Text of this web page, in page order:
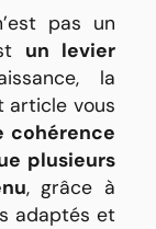
pas un
un levier
la
article vous
cohérence
plusieurs
, grâce à
adaptés et